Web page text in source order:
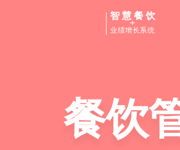
智慧餐饮
+
业绩增长系统
餐饮